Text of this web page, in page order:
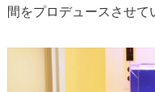
間をプロデュースさせて